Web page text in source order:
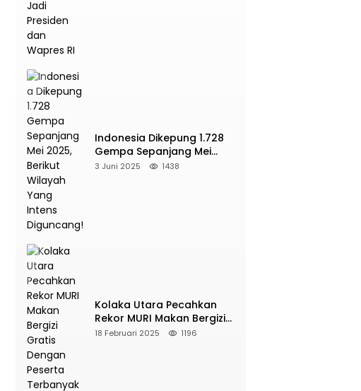
Indonesia Dikepung 1.728
Gempa Sepanjang Mei
2025, Berikut Wilayah Yang
3 Juni 2025 1438
Kolaka Utara Pecahkan
Rekor MURI Makan Bergizi
Gratis Dengan Peserta
18 Februari 2025 1196